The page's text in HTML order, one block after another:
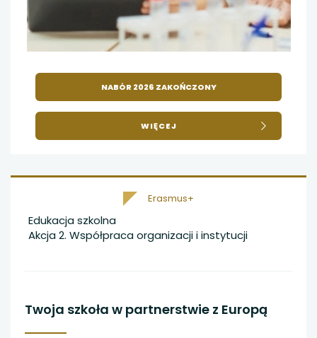
NABÓR 2026 ZAKOŃCZONY
WIĘCEJO
WYJEDŹ
KADRY
Z
ZAJĘCIA
Erasmus+
Edukacja szkolna
Akcja 2. Współpraca organizacji i instytucji
Twoja szkoła w partnerstwie z Europą